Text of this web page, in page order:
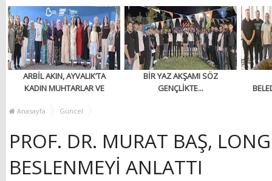
ARBİL AKIN, AYVALIK’TA
KADIN MUHTARLAR VE
BULUŞTU
BİR YAZ AKŞAMI SÖZ
GENÇLİKTE...
Anasayfa Güncel
PROF. DR. MURAT BAŞ,
BESLENMEYİ ANLATTI